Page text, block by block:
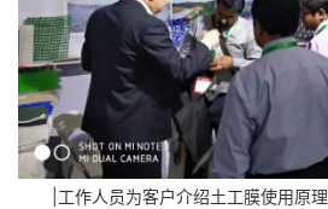
|工作人员为客户介绍土工膜使用原理